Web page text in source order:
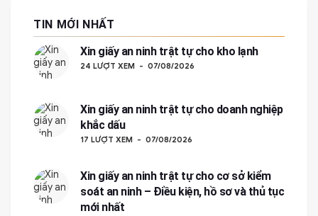
TIN MỚI NHẤT
Xin giấy an ninh trật tự cho kho lạnh
24 LƯỢT XEM 07/08/2026
Xin giấy an ninh trật tự cho doanh nghiệp
khắc dấu
17 LƯỢT XEM 07/08/2026
Xin giấy an ninh trật tự cho cơ sở kiểm
soát an ninh – Điều kiện, hồ sơ và thủ tục
mới nhất